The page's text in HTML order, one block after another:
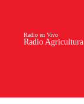
Radio Agricultura
Radio en Vivo